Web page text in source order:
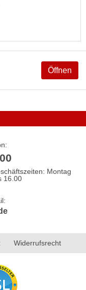
Öffnen
Montag
16.00
Widerrufsrecht